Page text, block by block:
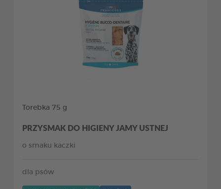
Torebka 75 g
PRZYSMAK DO HIGIENY JAMY USTNEJ
o smaku kaczki
dla psów